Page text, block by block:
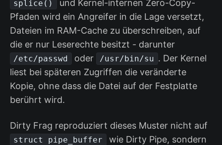
splice()
und Kernel-internen Zero-Copy-
Pfaden wird ein Angreifer in die Lage versetzt,
Dateien im RAM-Cache zu überschreiben, auf
die er nur Leserechte besitzt - darunter
/etc/passwd oder /usr/bin/su . Der Kernel
liest bei späteren Zugriffen die veränderte
Kopie, ohne dass die Datei auf der Festplatte
berührt wird.
Dirty Frag reproduziert dieses Muster nicht auf
struct pipe_buffer
wie Dirty Pipe, sondern